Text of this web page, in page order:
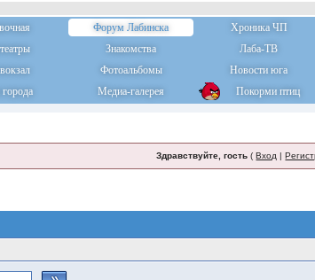
Форум Лабинска
Хроника ЧП
Знакомства
Лаба-ТВ
Фотоальбомы
Новости юга
Медиа-галерея Покорми птиц
Здравствуйте, гость (Вход |